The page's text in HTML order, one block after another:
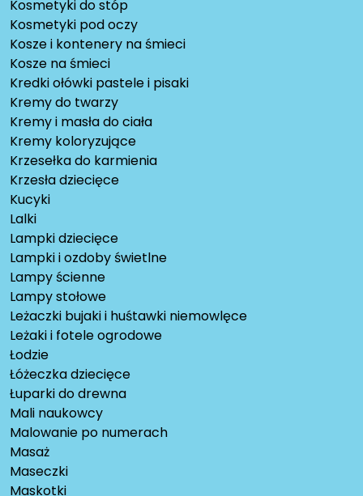
Kosmetyki do stóp
Kosmetyki pod oczy
Kosze i kontenery na śmieci
Kosze na śmieci
Kredki ołówki pastele i pisaki
Kremy do twarzy
Kremy i masła do ciała
Kremy koloryzujące
Krzesełka do karmienia
Krzesła dziecięce
Kucyki
Lalki
Lampki dziecięce
Lampki i ozdoby świetlne
Lampy ścienne
Lampy stołowe
Leżaczki bujaki i huśtawki niemowlęce
Leżaki i fotele ogrodowe
Łodzie
Łóżeczka dziecięce
Łuparki do drewna
Mali naukowcy
Malowanie po numerach
Masaż
Maseczki
Maskotki